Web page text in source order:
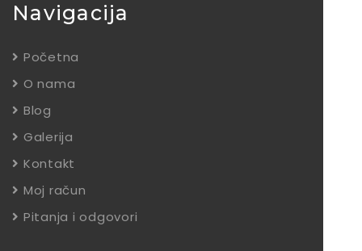
Navigacija
Početna
O nama
Blog
Galerija
Kontakt
Moj račun
Pitanja i odgovori